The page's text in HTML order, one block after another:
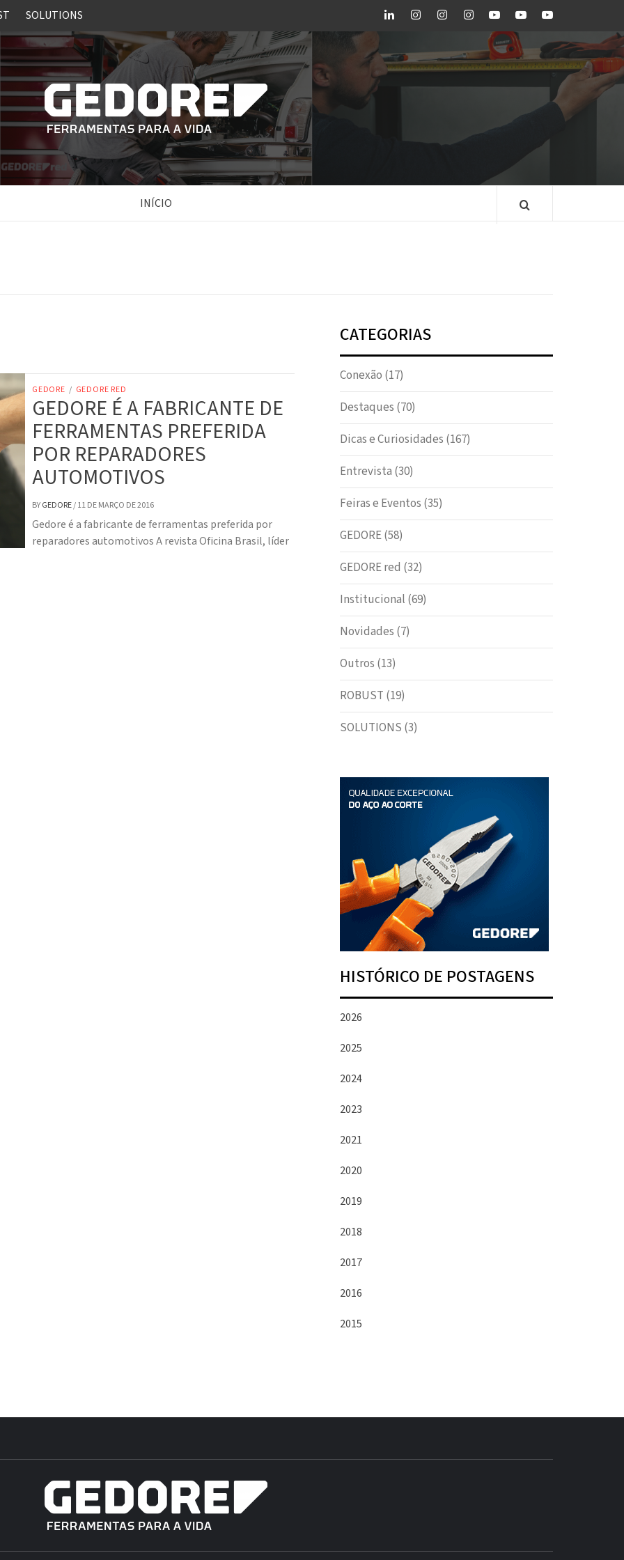
SOLUTIONS LinkedInInstagramInstagram
red
Instagram
ROBUST
Youtube
GEDORE
Youtube
GEDORE
red
Youtube
ROBUST
BLOG GEDORE
BRASIL
INÍCIO
GEDORE / GEDORE RED
GEDORE É A FABRICANTE DE
FERRAMENTAS PREFERIDA
POR REPARADORES
AUTOMOTIVOS
BYGEDORE/11 DE MARÇO DE 2016
Gedore é a fabricante de ferramentas preferida por
reparadores automotivos A revista Oficina Brasil, líder
CATEGORIAS
Conexão (17)
Destaques (70)
Dicas e Curiosidades (167)
Entrevista (30)
Feiras e Eventos (35)
GEDORE(58)
GEDORE red (32)
Institucional (69)
Novidades (7)
Outros (13)
ROBUST (19)
SOLUTIONS (3)
HISTÓRICO DE POSTAGENS
2026
2025
2024
2023
2021
2020
2019
2018
2017
2016
2015
BRASIL